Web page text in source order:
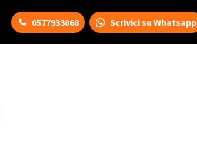
0577933868 Scrivici su Whatsapp